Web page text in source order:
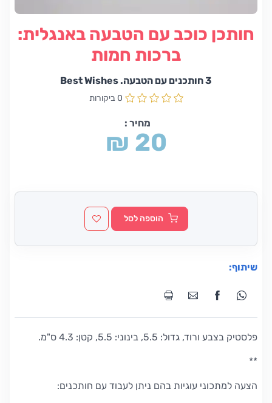
חותכן כוכב עם הטבעה באנגלית:
ברכות חמות
3 חותכנים עם הטבעה. Best Wishes
0 ביקורות
מחיר :
₪ 20
הוספה לסל
שיתוף:
פלסטיק בצבע ורוד, גדול: 5.5, בינוני: 5.5, קטן: 4.3 ס"מ.
**
הצעה למתכוני עוגיות בהם ניתן לעבוד עם חותכנים: